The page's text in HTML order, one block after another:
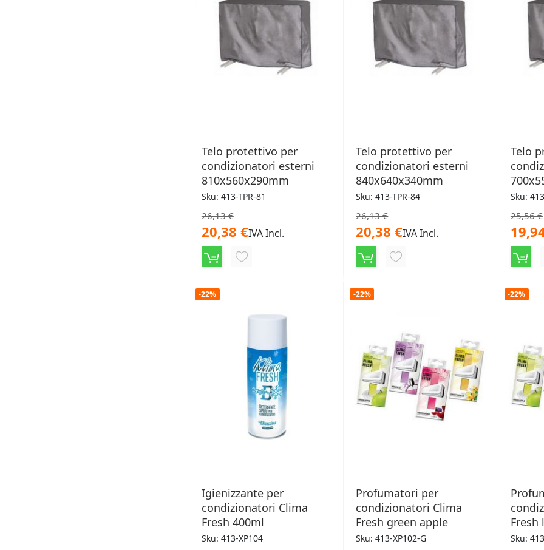
Telo protettivo per
condizionatori esterni
810x560x290mm
Sku: 413-TPR-81
26,13 €
20,38 €IVA Incl.
AGGIUNGI
DESIDERI
Telo protettivo per
condizionatori esterni
840x640x340mm
Sku: 413-TPR-84
26,13 €
20,38 €IVA Incl.
AGGIUNGI
Telo
Sku:
25,56 €
-22%
Igienizzante per
condizionatori Clima
Fresh 400ml
Sku: 413-XP104
-22%
Profumatori per
condizionatori Clima
Fresh green apple
Sku: 413-XP102-G
-22%
Fresh
Sku: